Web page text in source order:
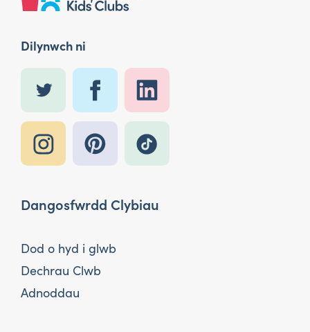
Dilynwch ni
Dangosfwrdd Clybiau
Dod o hyd i glwb
Dechrau Clwb
Adnoddau